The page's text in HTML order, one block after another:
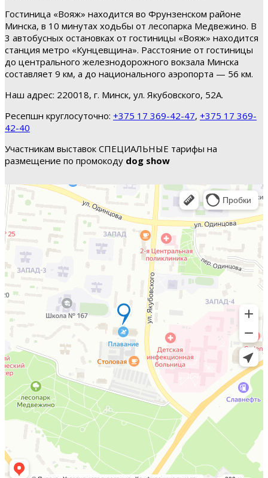
Гостиница «Вояж» находится во Фрунзенском районе
Минска, в 10 минутах ходьбы от лесопарка Медвежино. В
3 автобусных остановках от гостиницы «Вояж» находится
станция метро «Кунцевщина». Расстояние от гостиницы
до центрального железнодорожного вокзала Минска
составляет 9 км, а до национального аэропорта — 56 км.
Наш адрес: 220018, г. Минск, ул. Якубовского, 52А.
Ресепшн круглосуточно: +375 17 369-42-47, +375 17 369-
42-40
Участникам выставок СПЕЦИАЛЬНЫЕ тарифы на
размещение по промокоду dog show